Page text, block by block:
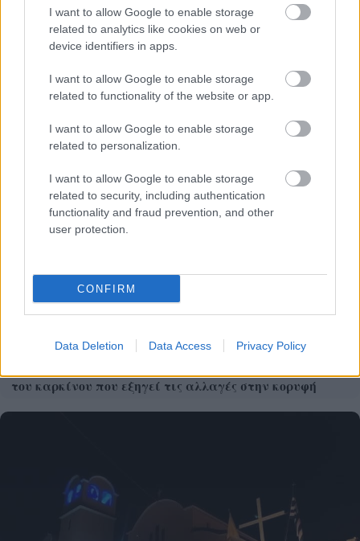
I want to allow Google to enable storage
related to analytics like cookies on web or
device identifiers in apps.
I want to allow Google to enable storage
related to functionality of the website or app.
I want to allow Google to enable storage
related to personalization.
I want to allow Google to enable storage
related to security, including authentication
functionality and fraud prevention, and other
user protection.
CONFIRM
Data Deletion Data Access Privacy Policy
Δεν ανοίγει η μπάρα στα διόδια με το e-pass ενώ έχει
χρήματα «μέσα»;
του καρκίνου που εξηγεί τις αλλαγές στην κορυφή